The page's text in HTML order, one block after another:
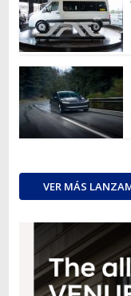
VER MÁS